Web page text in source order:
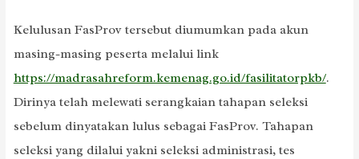
Kelulusan FasProv tersebut diumumkan pada akun
masing-masing peserta melalui link
https://madrasahreform.kemenag.go.id/fasilitatorpkb/.
Dirinya telah melewati serangkaian tahapan seleksi
sebelum dinyatakan lulus sebagai FasProv. Tahapan
seleksi yang dilalui yakni seleksi administrasi, tes